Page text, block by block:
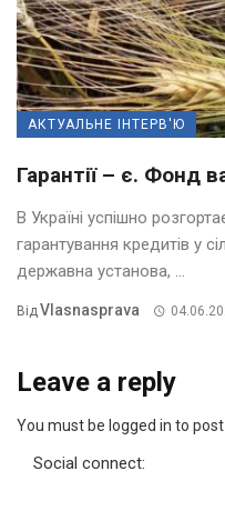
АКТУАЛЬНЕ ІНТЕРВ'Ю
Гарантії – є. Фонд
В Україні успішно
гарантування кредитів у
державна установа, ...
Від Vlasnasprava
Leave a reply
You must be logged in to
Social connect: